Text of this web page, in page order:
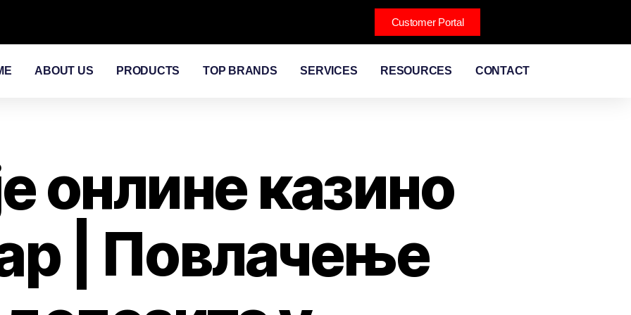
Customer Portal
ABOUT US PRODUCTS TOP BRANDS SERVICES RESOURCES CONTACT
онлине казино
| Повлачење